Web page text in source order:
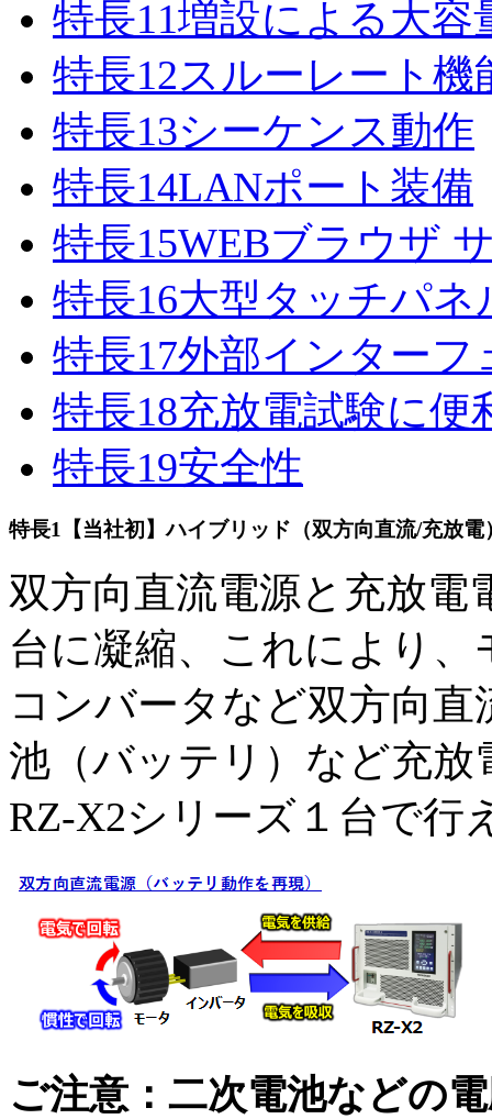
特長11増設による大容
特長12スルーレート機
特長13シーケンス動作
特長14LANポート装備
特長15WEBブラウザ
特長16大型タッチパネ
特長17外部インターフ
特長18充放電試験に便
特長19安全性
特長1 【当社初】ハイブリッド（双方向直流/充放電
双方向直流電源と充放電
台に凝縮、これにより
コンバータなど双方向
池（バッテリ）など充
RZ-X2シリーズ１台で行
ご注意：二次電池などの